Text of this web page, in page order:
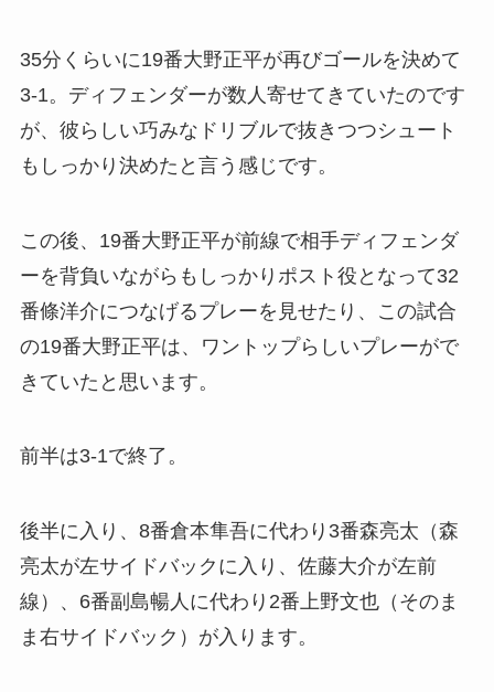
35分くらいに19番大野正平が再びゴールを決めて
3-1。ディフェンダーが数人寄せてきていたのです
が、彼らしい巧みなドリブルで抜きつつシュート
もしっかり決めたと言う感じです。
この後、19番大野正平が前線で相手ディフェンダ
ーを背負いながらもしっかりポスト役となって32
番條洋介につなげるプレーを見せたり、この試合
の19番大野正平は、ワントップらしいプレーがで
きていたと思います。
前半は3-1で終了。
後半に入り、8番倉本隼吾に代わり3番森亮太（森
亮太が左サイドバックに入り、佐藤大介が左前
線）、6番副島暢人に代わり2番上野文也（そのま
ま右サイドバック）が入ります。